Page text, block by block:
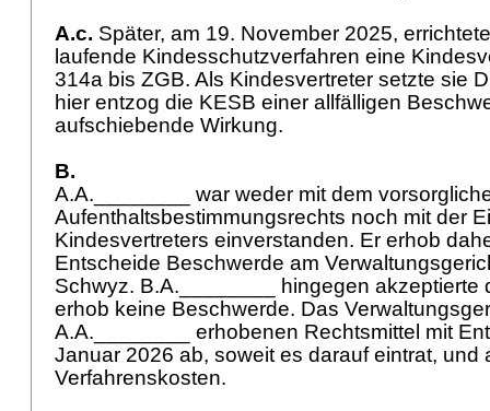
A.c. Später, am 19. November 2025,
laufende Kindesschutzverfahren eine
314a bis ZGB. Als Kindesvertreter setzte sie
hier entzog die KESB einer allfälligen
aufschiebende Wirkung.
B.
A.A.________ war weder mit dem
Aufenthaltsbestimmungsrechts noch mit der
Kindesvertreters einverstanden. Er erhob
Entscheide Beschwerde am
Schwyz. B.A.________ hingegen akzeptierte
erhob keine Beschwerde. Das
A.A.________ erhobenen Rechtsmittel mit
Januar 2026 ab, soweit es darauf eintrat, und
Verfahrenskosten.